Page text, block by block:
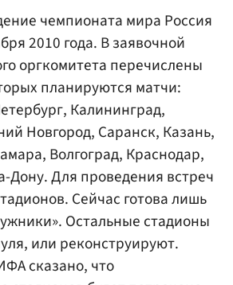
чемпионата мира Россия
2010 года. В заявочной
оргкомитета перечислены
планируются матчи:
Калининград,
Новгород, Саранск, Казань,
Волгоград, Краснодар,
Дону. Для проведения встреч
Сейчас готова лишь
Остальные стадионы
или реконструируют.
сказано, что